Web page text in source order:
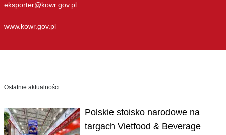
eksporter@kowr.gov.pl
www.kowr.gov.pl
Ostatnie aktualności
Polskie stoisko narodowe na
targach Vietfood & Beverage